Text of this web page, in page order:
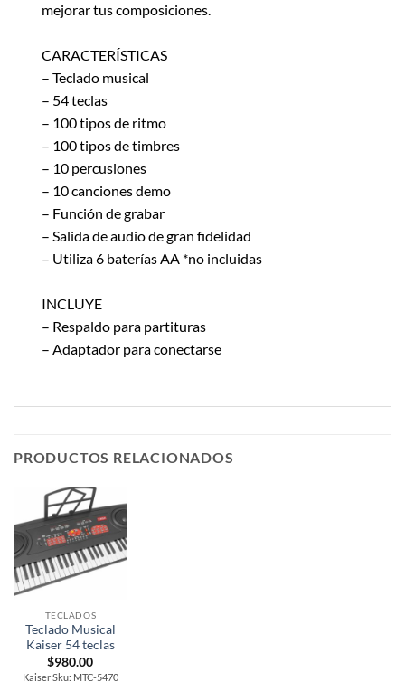
mejorar tus composiciones.
CARACTERÍSTICAS
– Teclado musical
– 54 teclas
– 100 tipos de ritmo
– 100 tipos de timbres
– 10 percusiones
– 10 canciones demo
– Función de grabar
– Salida de audio de gran fidelidad
– Utiliza 6 baterías AA *no incluidas
INCLUYE
– Respaldo para partituras
– Adaptador para conectarse
PRODUCTOS RELACIONADOS
TECLADOS
Teclado Musical
Kaiser 54 teclas
$980.00
Kaiser Sku: MTC-5470